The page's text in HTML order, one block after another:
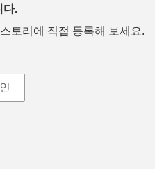
다.
토리에 직접 등록해 보세요.